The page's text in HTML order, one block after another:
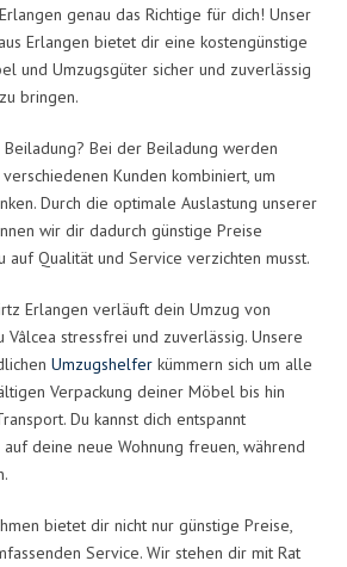
genau das Richtige für dich! Unser
Erlangen bietet dir eine kostengünstige
und Umzugsgüter sicher und zuverlässig
bringen.
Bei der Beiladung werden
Kunden kombiniert, um
Durch die optimale Auslastung unserer
wir dir dadurch günstige Preise
auf Qualität und Service verzichten musst.
Erlangen verläuft dein Umzug von
Vâlcea stressfrei und zuverlässig. Unsere
Umzugshelfer kümmern sich um alle
Verpackung deiner Möbel bis hin
Du kannst dich entspannt
deine neue Wohnung freuen, während
bietet dir nicht nur günstige Preise,
Service. Wir stehen dir mit Rat